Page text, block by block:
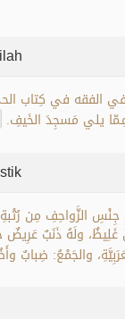
في كِتاب
يلي مَسجِدَ الخَيفِ.
الزَّواحِفِ مِن
ولَهُ ذَنَبٌ عَرِيضٌ
والجَمْعُ: ضِبابٌ